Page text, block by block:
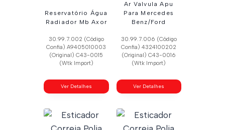
Reservatório Água
Radiador Mb Axor
30.99.7.002 (Código
Confia) A9405010003
(Original) C43-0015
(Wtk Import)
Ver Detalhes
Ar Valvula Apu
Para Mercedes
Benz/Ford
30.99.7.006 (Código
Confia) 4324100202
(Original) C43-0016
(Wtk Import)
Ver Detalhes